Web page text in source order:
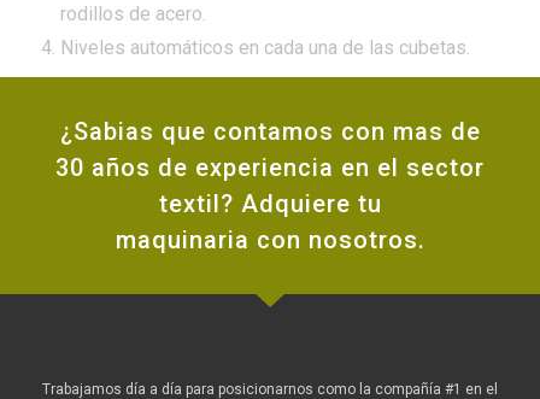
rodillos de acero.
Niveles automáticos en cada una de las cubetas.
¿Sabias que contamos con mas de
30 años de experiencia en el sector
textil? Adquiere tu
maquinaria con nosotros.
Trabajamos día a día para posicionarnos como la compañía #1 en el